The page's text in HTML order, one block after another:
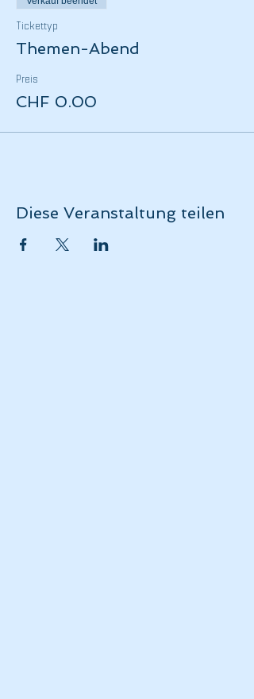
Tickettyp
Themen-Abend
Preis
CHF 0.00
Diese Veranstaltung teilen